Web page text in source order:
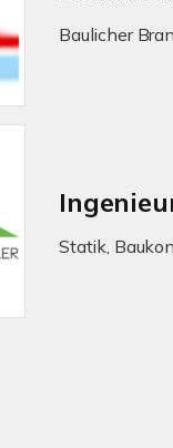
Baulicher
Statik,